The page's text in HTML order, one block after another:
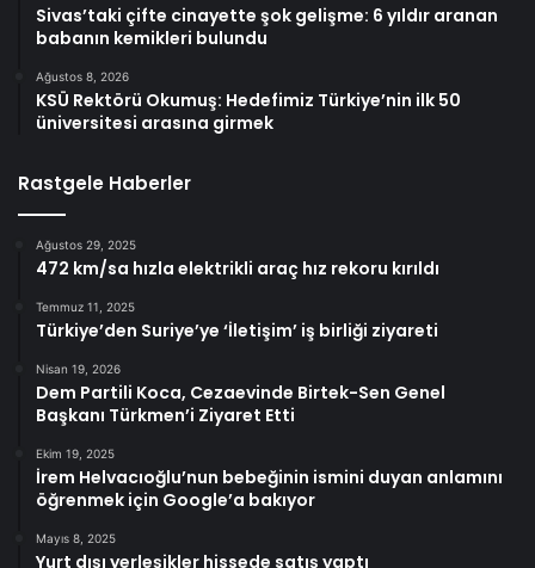
Sivas’taki çifte cinayette şok gelişme: 6 yıldır aranan
babanın kemikleri bulundu
Ağustos 8, 2026
KSÜ Rektörü Okumuş: Hedefimiz Türkiye’nin ilk 50
üniversitesi arasına girmek
Rastgele Haberler
Ağustos 29, 2025
472 km/sa hızla elektrikli araç hız rekoru kırıldı
Temmuz 11, 2025
Türkiye’den Suriye’ye ‘İletişim’ iş birliği ziyareti
Nisan 19, 2026
Dem Partili Koca, Cezaevinde Birtek-Sen Genel
Başkanı Türkmen’i Ziyaret Etti
Ekim 19, 2025
İrem Helvacıoğlu’nun bebeğinin ismini duyan anlamını
öğrenmek için Google’a bakıyor
Mayıs 8, 2025
Yurt dışı yerleşikler hissede satış yaptı